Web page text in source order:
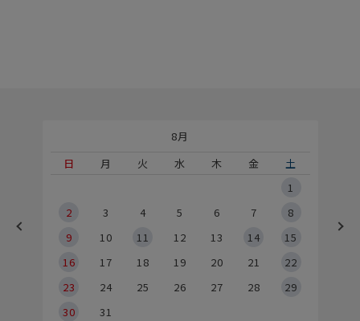
8月
日
月 火 水 木 金
土
1
2
3 4 5 6 7
8
9
10 11 12 13 14
15
16
17 18 19 20 21
22
23
24 25 26 27 28
29
30
31